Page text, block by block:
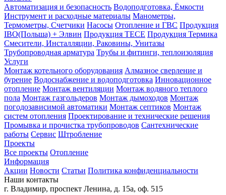
Автоматизация и безопасность Водоподготовка, Ёмкости
Инструмент и расходные материалы Манометры,
Термометры, Счетчики Насосы Отопление и ГВС Продукция
IBO(Польша) + Элвин Продукция TECE Продукция Термика
Смесители, Инсталляции, Раковины, Унитазы
Трубопроводная арматура Трубы и фитинги, теплоизоляция
Услуги
Монтаж котельного оборудования Алмазное сверление и
бурение Водоснабжение и водоподготовка Инновационное
отопление Монтаж вентиляции Монтаж водяного теплого
пола Монтаж газгольдеров Монтаж дымоходов Монтаж
погодозависимой автоматики Монтаж септиков Монтаж
систем отопления Проектирование и технические решения
Промывка и прочистка трубопроводов Сантехнические
работы Сервис Штробление
Проекты
Все проекты Отопление
Информация
Акции Новости Статьи Политика конфиденциальности
Наши контакты
г. Владимир, проспект Ленина, д. 15а, оф. 515